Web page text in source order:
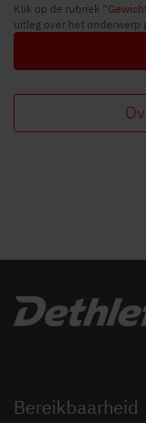
Klik op de rubriek “
uitleg over het onderwerp
Bereikbaarheid